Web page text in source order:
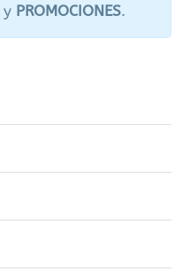
y PROMOCIONES.